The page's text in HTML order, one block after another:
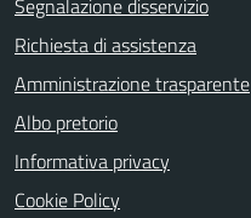
Segnalazione disservizio
Richiesta di assistenza
Amministrazione trasparente
Albo pretorio
Informativa privacy
Cookie Policy